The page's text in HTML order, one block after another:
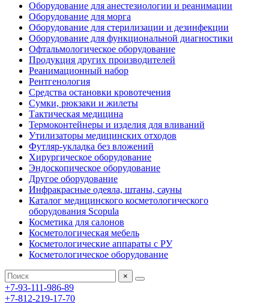
Оборудование для анестезиологии и реанимации
Оборудование для морга
Оборудование для стерилизации и дезинфекции
Оборудование для функциональной диагностики
Офтальмологическое оборудование
Продукция других производителей
Реанимационный набор
Рентгенология
Средства остановки кровотечения
Сумки, рюкзаки и жилеты
Тактическая медицина
Термоконтейнеры и изделия для вливаний
Утилизаторы медицинских отходов
Футляр-укладка без вложений
Хирургическое оборудование
Эндоскопическое оборудование
Другое оборудование
Инфракрасные одеяла, штаны, сауны
Каталог медицинского косметологического
оборудования Scopula
Косметика для салонов
Косметологическая мебель
Косметологические аппараты с РУ
Косметологическое оборудование
×
+7-93-111-986-89
+7-812-219-17-70